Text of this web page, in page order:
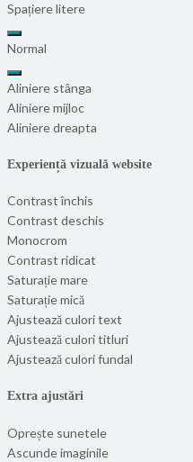
Spațiere litere
Normal
Aliniere stânga
Aliniere mijloc
Aliniere dreapta
Experiență vizuală website
Contrast închis
Contrast deschis
Monocrom
Contrast ridicat
Saturație mare
Saturație mică
Ajustează culori text
Ajustează culori titluri
Ajustează culori fundal
Extra ajustări
Oprește sunetele
Ascunde imaginile